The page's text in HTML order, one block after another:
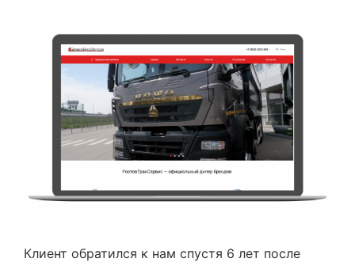
Клиент обратился к нам спустя 6 лет после